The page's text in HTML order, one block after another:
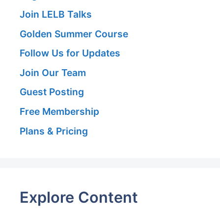
Join LELB Talks
Golden Summer Course
Follow Us for Updates
Join Our Team
Guest Posting
Free Membership
Plans & Pricing
Explore Content